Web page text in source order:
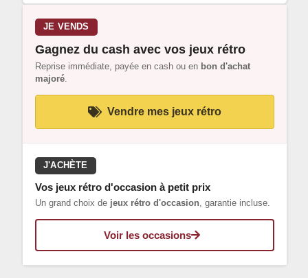
JE VENDS
Gagnez du cash avec vos jeux rétro
Reprise immédiate, payée en cash ou en bon d'achat
majoré
Vendre mes jeux rétro
J'ACHÈTE
Vos jeux rétro d'occasion à petit prix
Un grand choix de jeux rétro d'occasion , garantie incluse.
Voir les occasions